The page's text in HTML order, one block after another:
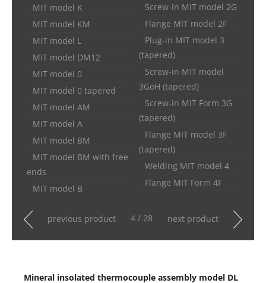
MIT model K
MIT model KM
MIT model L
MIT model DM12
MIT model 0
MIT model 0 tapered
MIT model AM
MIT model A
MIT model BM
MIT model BM with free
ends
MIT model B
Screw-in MIT model 2G
Flange MIT model 2F
Plug-in MIT model 3
(tapered)
Screw-in MIT model
3GoH (tapered)
Screw-in MIT Form 3G
(tapered)
Flange MIT model 3F
(tapered)
Welding MIT model 4
Flange MIT Form 4F
previous product 4 / 28 next product
Mineral insolated thermocouple assembly model DL